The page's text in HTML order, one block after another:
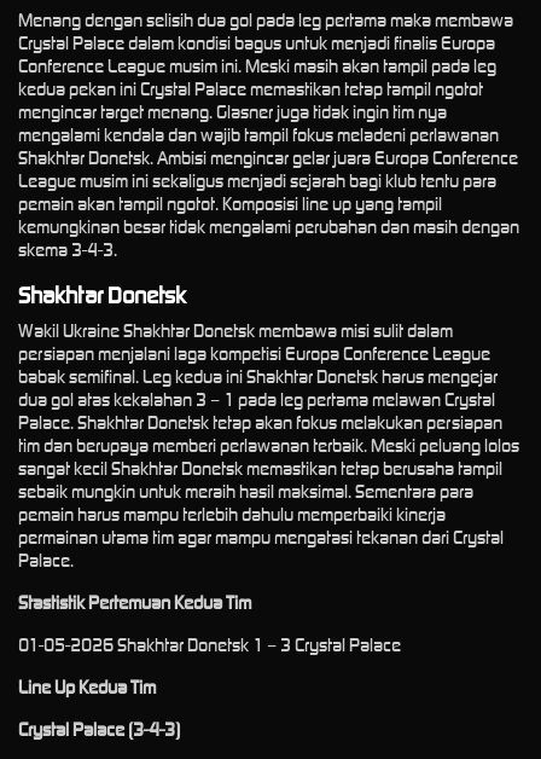
Menang dengan selisih dua gol pada leg pertama maka membawa
Crystal Palace dalam kondisi bagus untuk menjadi finalis Europa
Conference League musim ini. Meski masih akan tampil pada leg
kedua pekan ini Crystal Palace memastikan tetap tampil ngotot
mengincar target menang. Glasner juga tidak ingin tim nya
mengalami kendala dan wajib tampil fokus meladeni perlawanan
Shakhtar Donetsk. Ambisi mengincar gelar juara Europa Conference
League musim ini sekaligus menjadi sejarah bagi klub tentu para
pemain akan tampil ngotot. Komposisi line up yang tampil
kemungkinan besar tidak mengalami perubahan dan masih dengan
skema 3-4-3.
Shakhtar Donetsk
Wakil Ukraine Shakhtar Donetsk membawa misi sulit dalam
persiapan menjalani laga kompetisi Europa Conference League
babak semifinal. Leg kedua ini Shakhtar Donetsk harus mengejar
dua gol atas kekalahan 3 – 1 pada leg pertama melawan Crystal
Palace. Shakhtar Donetsk tetap akan fokus melakukan persiapan
tim dan berupaya memberi perlawanan terbaik. Meski peluang lolos
sangat kecil Shakhtar Donetsk memastikan tetap berusaha tampil
sebaik mungkin untuk meraih hasil maksimal. Sementara para
pemain harus mampu terlebih dahulu memperbaiki kinerja
permainan utama tim agar mampu mengatasi tekanan dari Crystal
Palace.
Stastistik Pertemuan Kedua Tim
01-05-2026 Shakhtar Donetsk 1 – 3 Crystal Palace
Line Up Kedua Tim
Crystal Palace (3-4-3)